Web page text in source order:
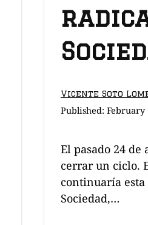
Vicente Soto
Published: February
El pasado 24 de
cerrar un ciclo.
continuaría
Sociedad,…